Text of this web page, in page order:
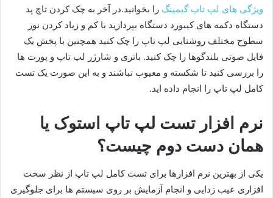
ویژگی های لپ تاپ گیمینگ را بخوانید.در آخر به چک کردن تاچ پد
دستگاه دکمه های کیبورد دستگاه بپردازید با کم و زیاد کردن نور
سطوح مختلف روشنایی لپ تاپ را چک کنید همچنین با پخش یک
فایل صوتی بلندگوها را چک کنید. باتری و شارژر لپ تاپ و پورت ها
را بررسی کنید تا شکسته و معیوب نباشند و به این صورت یک تست
کامل لپ تاپ را انجام داده اید.
نرم افزار تست لپ تاپ استوک یا
همان دست دوم چیست؟
یکی از بهترین نرم افزارها برای تست کامل لپ تاپ از نظر سخت
افزاری عیب زدایی و انجام آزمایش بر روی سیستم ها برای جلوگیری